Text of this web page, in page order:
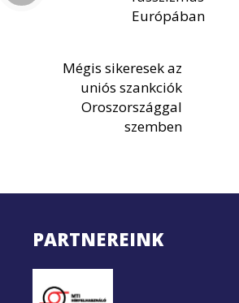
Európában
Mégis sikeresek az
uniós szankciók
Oroszországgal
szemben
PARTNEREINK